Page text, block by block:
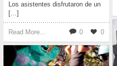
Los asistentes disfrutaron de un
[…]
Read More... 0 0